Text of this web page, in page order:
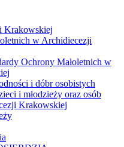
Krakowskiej
w Archidiecezji
Ochrony Małoletnich w
i dóbr osobistych
i młodzieży oraz osób
Krakowskiej